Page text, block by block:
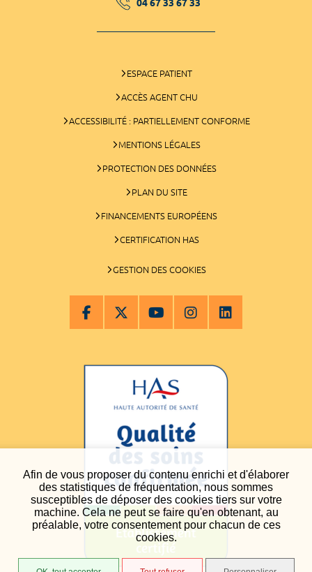
Afin de vous proposer du contenu enrichi et d'élaborer
des statistiques de fréquentation, nous sommes
susceptibles de déposer des cookies tiers sur votre
machine. Cela ne peut se faire qu'en obtenant, au
préalable, votre consentement pour chacun de ces
cookies.
04 67 33 67 33
ESPACE PATIENT
ACCÈS AGENT CHU
ACCESSIBILITÉ : PARTIELLEMENT CONFORME
MENTIONS LÉGALES
PROTECTION DES DONNÉES
PLAN DU SITE
FINANCEMENTS EUROPÉENS
CERTIFICATION HAS
GESTION DES COOKIES